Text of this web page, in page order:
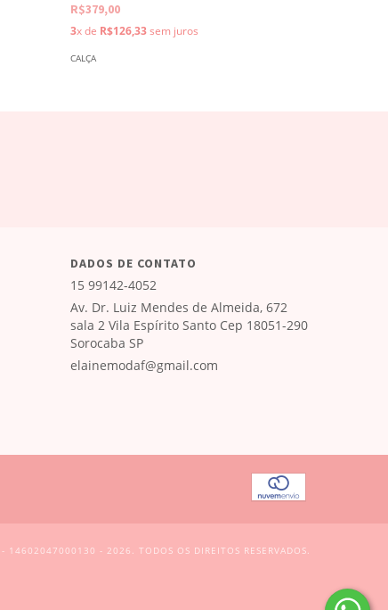
R$379,00
3x de R$126,33sem juros
CALÇA
DADOS DE CONTATO
15 99142-4052
Av. Dr. Luiz Mendes de Almeida, 672
sala 2 Vila Espírito Santo Cep 18051-290
Sorocaba SP
elainemodaf@gmail.com
14602047000130 - 2026. TODOS OS DIREITOS RESERVADOS.